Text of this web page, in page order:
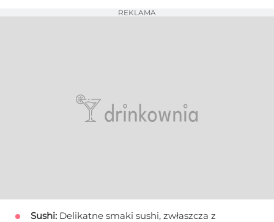
REKLAMA
Sushi: Delikatne smaki sushi, zwłaszcza z